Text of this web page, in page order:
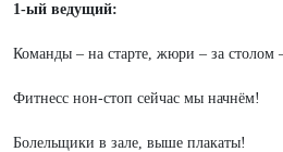
1-ый ведущий:
Команды – на старте, жюри – за столом
Фитнесс нон-стоп сейчас мы начнём!
Болельщики в зале, выше плакаты!